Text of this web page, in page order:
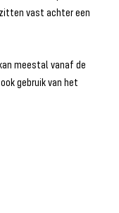
vast achter een
meestal vanaf de
gebruik van het